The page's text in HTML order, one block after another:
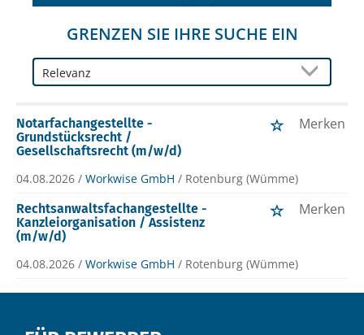
GRENZEN SIE IHRE SUCHE EIN
Notarfachangestellte -
Grundstücksrecht /
Gesellschaftsrecht (m/w/d)
Merken
04.08.2026 / Workwise GmbH / Rotenburg (Wümme)
Rechtsanwaltsfachangestellte -
Kanzleiorganisation / Assistenz
(m/w/d)
Merken
04.08.2026 / Workwise GmbH / Rotenburg (Wümme)